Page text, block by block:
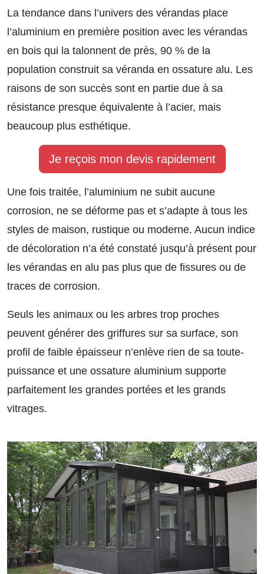
La tendance dans l’univers des vérandas place
l’aluminium en première position avec les vérandas
en bois qui la talonnent de près, 90 % de la
population construit sa véranda en ossature alu. Les
raisons de son succès sont en partie due à sa
résistance presque équivalente à l’acier, mais
beaucoup plus esthétique.
Je reçois mon devis rapidement
Une fois traitée, l’aluminium ne subit aucune
corrosion, ne se déforme pas et s’adapte à tous les
styles de maison, rustique ou moderne. Aucun indice
de décoloration n’a été constaté jusqu’à présent pour
les vérandas en alu pas plus que de fissures ou de
traces de corrosion.
Seuls les animaux ou les arbres trop proches
peuvent générer des griffures sur sa surface, son
profil de faible épaisseur n’enlève rien de sa toute-
puissance et une ossature aluminium supporte
parfaitement les grandes portées et les grands
vitrages.